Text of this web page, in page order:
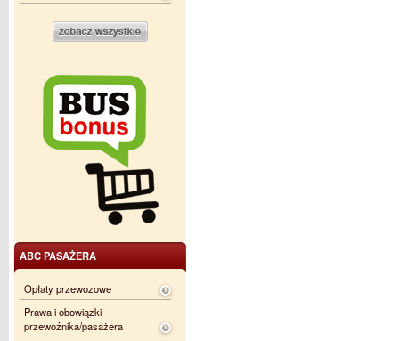
ABC PASAŻERA
Opłaty przewozowe
Prawa i obowiązki
przewoźnika/pasażera